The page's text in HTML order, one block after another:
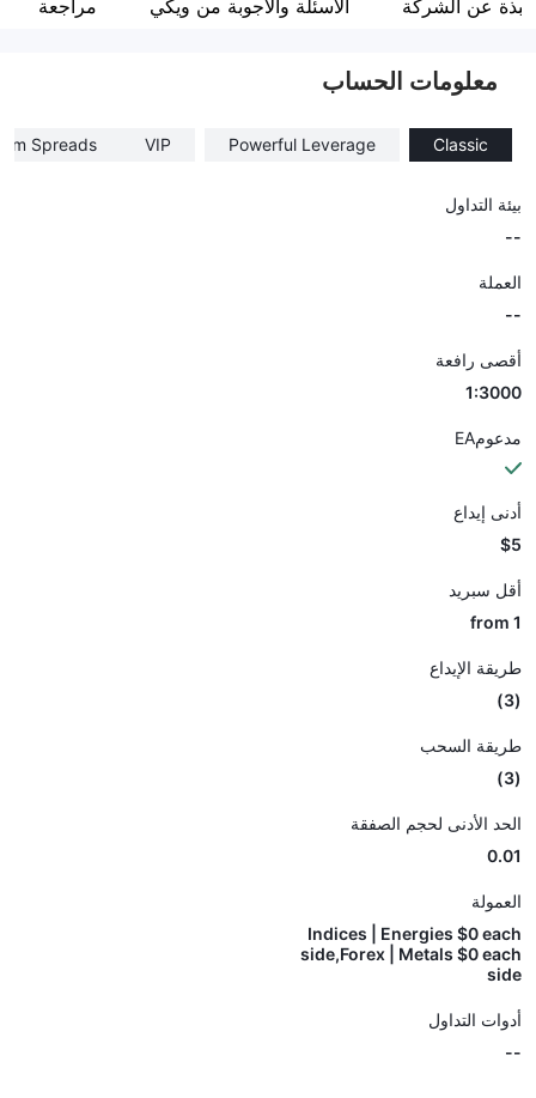
نبذة عن الشركة الأسئلة والأجوبة من ويكي مراجعة
معلومات الحساب
Classic
Powerful Leverage
VIP
Spreads
بيئة التداول
--
العملة
--
أقصى رافعة
1:3000
مدعومEA
أدنى إيداع
$5
أقل سبريد
from 1
طريقة الإيداع
(3)
طريقة السحب
(3)
الحد الأدنى لحجم الصفقة
0.01
العمولة
Indices | Energies $0 each
side,Forex | Metals $0 each
side
أدوات التداول
--